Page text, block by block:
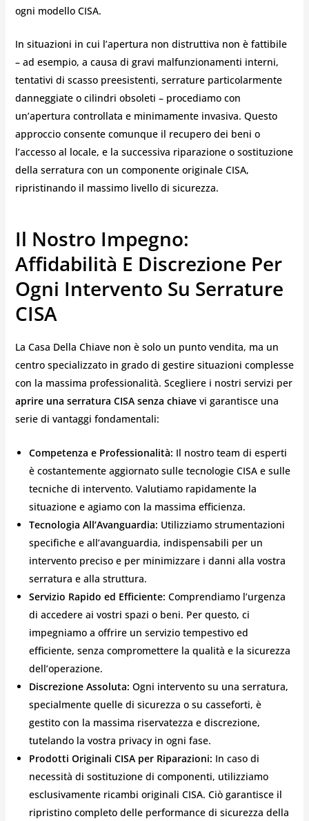
ogni modello CISA.
In situazioni in cui l’apertura non distruttiva non è fattibile
– ad esempio, a causa di gravi malfunzionamenti interni,
tentativi di scasso preesistenti, serrature particolarmente
danneggiate o cilindri obsoleti – procediamo con
un’apertura controllata e minimamente invasiva. Questo
approccio consente comunque il recupero dei beni o
l’accesso al locale, e la successiva riparazione o sostituzione
della serratura con un componente originale CISA,
ripristinando il massimo livello di sicurezza.
Il Nostro Impegno:
Affidabilità E Discrezione Per
Ogni Intervento Su Serrature
CISA
La Casa Della Chiave non è solo un punto vendita, ma un
centro specializzato in grado di gestire situazioni complesse
con la massima professionalità. Scegliere i nostri servizi per
aprire una serratura CISA senza chiavevi garantisce una
serie di vantaggi fondamentali:
Competenza e Professionalità: Il nostro team di esperti
è costantemente aggiornato sulle tecnologie CISA e sulle
tecniche di intervento. Valutiamo rapidamente la
situazione e agiamo con la massima efficienza.
Tecnologia All’Avanguardia: Utilizziamo strumentazioni
specifiche e all’avanguardia, indispensabili per un
intervento preciso e per minimizzare i danni alla vostra
serratura e alla struttura.
Servizio Rapido ed Efficiente: Comprendiamo l’urgenza
di accedere ai vostri spazi o beni. Per questo, ci
impegniamo a offrire un servizio tempestivo ed
efficiente, senza compromettere la qualità e la sicurezza
dell’operazione.
Discrezione Assoluta: Ogni intervento su una serratura,
specialmente quelle di sicurezza o su casseforti, è
gestito con la massima riservatezza e discrezione,
tutelando la vostra privacy in ogni fase.
Prodotti Originali CISA per Riparazioni: In caso di
necessità di sostituzione di componenti, utilizziamo
esclusivamente ricambi originali CISA. Ciò garantisce il
ripristino completo delle performance di sicurezza della